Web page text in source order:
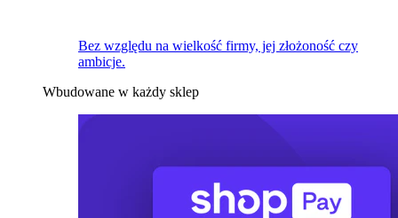
Bez względu na wielkość firmy, jej złożoność czy
ambicje.
Wbudowane w każdy sklep